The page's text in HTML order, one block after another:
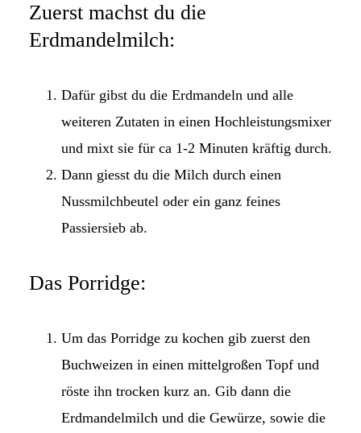
Zuerst machst du die
Erdmandelmilch:
Dafür gibst du die Erdmandeln und alle
weiteren Zutaten in einen Hochleistungsmixer
und mixt sie für ca 1-2 Minuten kräftig durch.
Dann giesst du die Milch durch einen
Nussmilchbeutel oder ein ganz feines
Passiersieb ab.
Das Porridge:
Um das Porridge zu kochen gib zuerst den
Buchweizen in einen mittelgroßen Topf und
röste ihn trocken kurz an. Gib dann die
Erdmandelmilch und die Gewürze, sowie die